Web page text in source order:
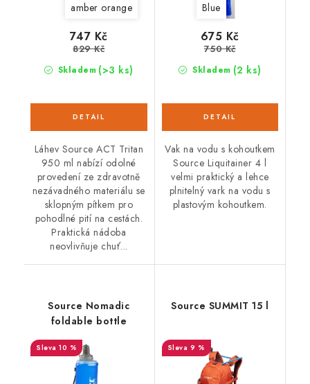
amber orange
Skladem (>3 ks)
747 Kč
829 Kč
Láhev Source ACT Tritan
950 ml nabízí odolné
provedení ze zdravotně
nezávadného materiálu se
sklopným pítkem pro
pohodlné pití na cestách.
Praktická nádoba
neovlivňuje chuť...
Blue
Skladem (2 ks)
675 Kč
750 Kč
Vak na vodu s kohoutkem
Source Liquitainer 4 l
velmi praktický a lehce
plnitelný vark na vodu s
plastovým kohoutkem.
Source Nomadic
foldable bottle
10 %
Source SUMMIT 15 l
9 %